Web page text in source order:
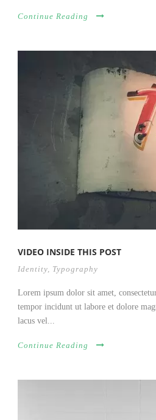
Continue Reading
VIDEO INSIDE THIS POST
Identity Typography
Lorem ipsum dolor sit amet,
tempor incidunt ut labore et dolore
lacus vel...
Continue Reading